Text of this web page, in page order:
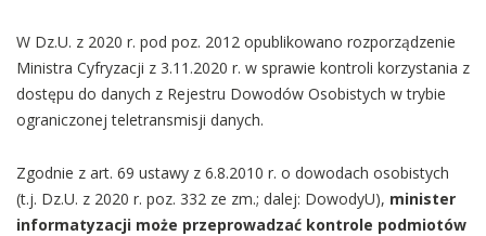
W Dz.U. z 2020 r. pod poz. 2012 opublikowano rozporządzenie
Ministra Cyfryzacji z 3.11.2020 r. w sprawie kontroli korzystania z
dostępu do danych z Rejestru Dowodów Osobistych w trybie
ograniczonej teletransmisji danych.
Zgodnie z art. 69 ustawy z 6.8.2010 r. o dowodach osobistych
(t.j. Dz.U. z 2020 r. poz. 332 ze zm.; dalej: DowodyU), minister
informatyzacji może przeprowadzać kontrole podmiotów